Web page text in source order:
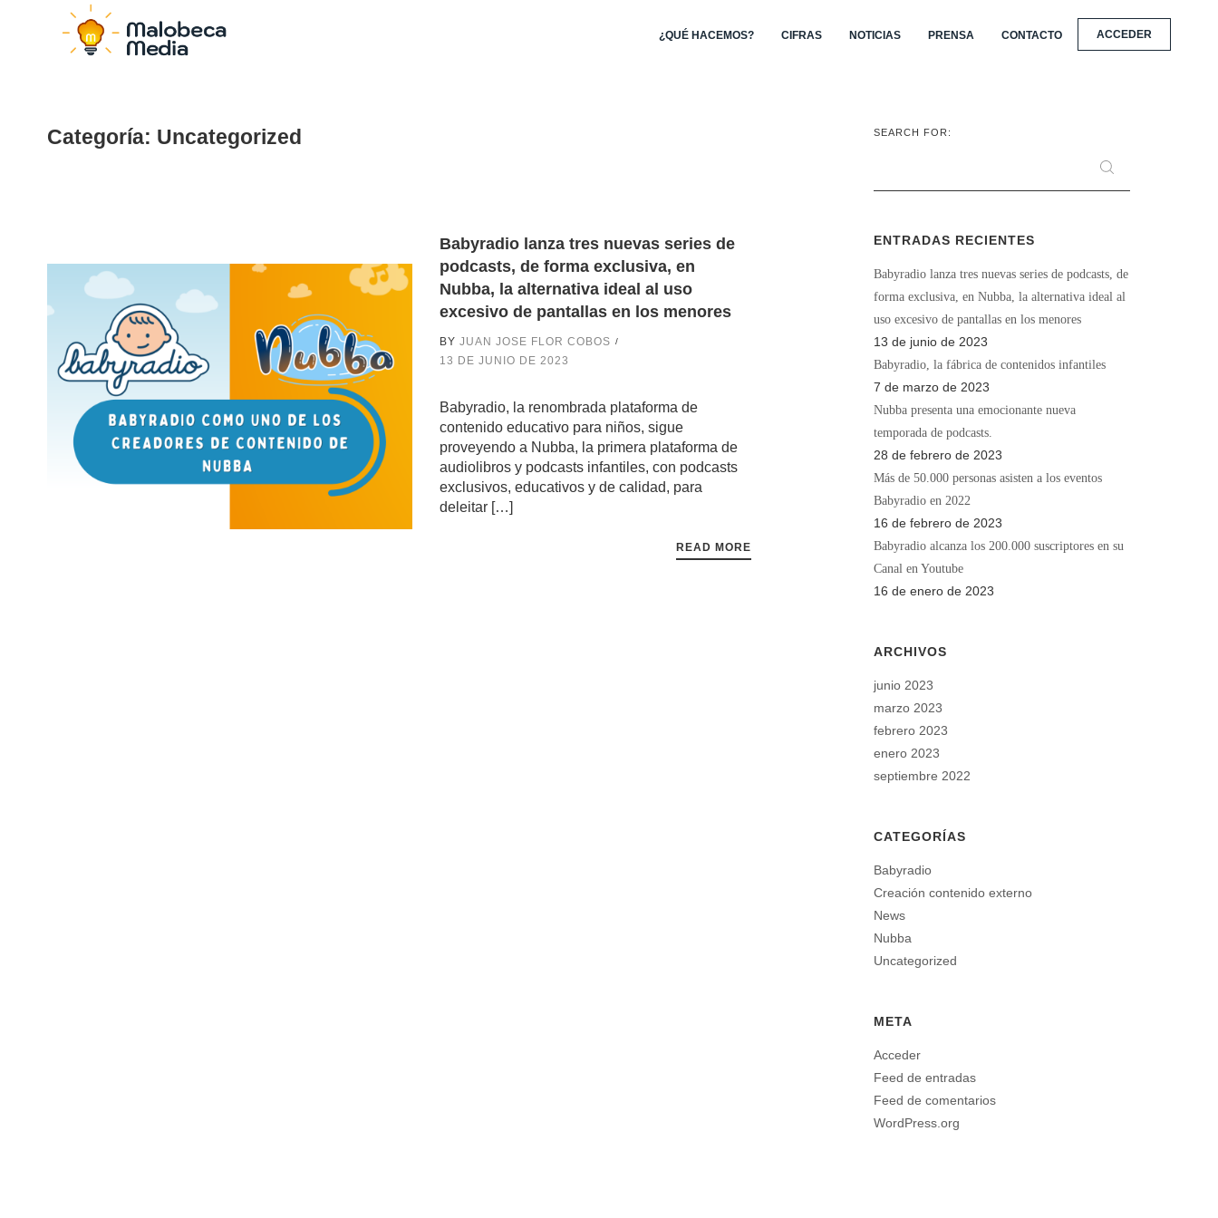
¿QUÉ HACEMOS? CIFRAS NOTICIAS PRENSA CONTACTO ACCEDER
Categoría: Uncategorized
Babyradio lanza tres nuevas series de
podcasts, de forma exclusiva, en
Nubba, la alternativa ideal al uso
excesivo de pantallas en los menores
BYJUAN JOSE FLOR COBOS
13 DE JUNIO DE 2023
Babyradio, la renombrada plataforma de
contenido educativo para niños, sigue
proveyendo a Nubba, la primera plataforma de
audiolibros y podcasts infantiles, con podcasts
exclusivos, educativos y de calidad, para
deleitar […]
READ MORE
SEARCH FOR:
ENTRADAS RECIENTES
Babyradio lanza tres nuevas series de podcasts, de
forma exclusiva, en Nubba, la alternativa ideal al
uso excesivo de pantallas en los menores
13 de junio de 2023
Babyradio, la fábrica de contenidos infantiles
7 de marzo de 2023
Nubba presenta una emocionante nueva
temporada de podcasts.
28 de febrero de 2023
Más de 50.000 personas asisten a los eventos
Babyradio en 2022
16 de febrero de 2023
Babyradio alcanza los 200.000 suscriptores en su
Canal en Youtube
16 de enero de 2023
ARCHIVOS
junio 2023
marzo 2023
febrero 2023
enero 2023
septiembre 2022
CATEGORÍAS
Babyradio
Creación contenido externo
News
Nubba
Uncategorized
META
Acceder
Feed de entradas
Feed de comentarios
WordPress.org